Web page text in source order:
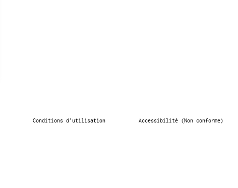
Conditions d’utilisation Accessibilité (Non conforme)